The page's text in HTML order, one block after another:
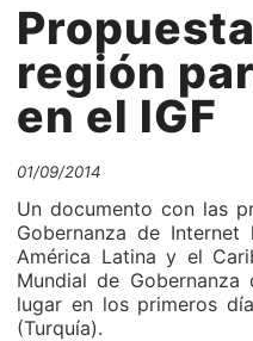
región
en el IGF
01/09/2014
Un documento con las
Gobernanza de
América Latina y el
Mundial de
lugar en los primeros
(Turquía).